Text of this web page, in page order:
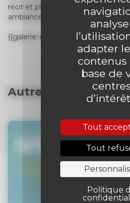
adapter
contenus
base de
Tout
Tout
Politique
récit et plonge le lecteur – et les
ambiance inquiétante…
{{galerie::creatures1-crayon::200}}
Autres articles